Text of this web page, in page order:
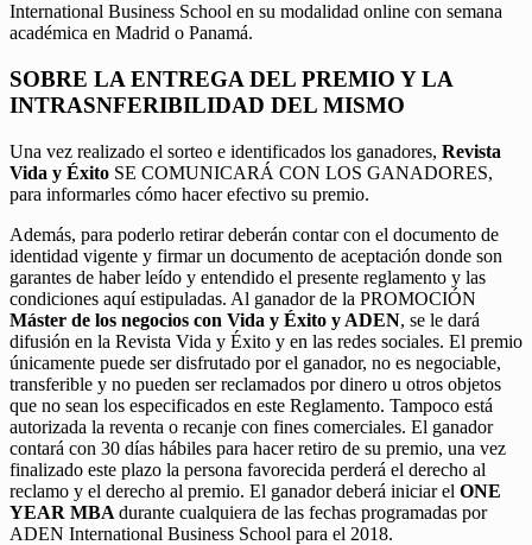
International Business School en su modalidad online con semana
académica en Madrid o Panamá.
SOBRE LA ENTREGA DEL PREMIO Y LA
INTRASNFERIBILIDAD DEL MISMO
Una vez realizado el sorteo e identificados los ganadores, Revista
Vida y Éxito SE COMUNICARÁ CON LOS GANADORES,
para informarles cómo hacer efectivo su premio.
Además, para poderlo retirar deberán contar con el documento de
identidad vigente y firmar un documento de aceptación donde son
garantes de haber leído y entendido el presente reglamento y las
condiciones aquí estipuladas. Al ganador de la PROMOCIÓN
Máster de los negocios con Vida y Éxito y ADEN, se le dará
difusión en la Revista Vida y Éxito y en las redes sociales. El premio
únicamente puede ser disfrutado por el ganador, no es negociable,
transferible y no pueden ser reclamados por dinero u otros objetos
que no sean los especificados en este Reglamento. Tampoco está
autorizada la reventa o recanje con fines comerciales. El ganador
contará con 30 días hábiles para hacer retiro de su premio, una vez
finalizado este plazo la persona favorecida perderá el derecho al
reclamo y el derecho al premio. El ganador deberá iniciar el ONE
YEAR MBA durante cualquiera de las fechas programadas por
ADEN International Business School para el 2018.